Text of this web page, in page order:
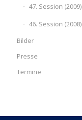
47. Session (2009)
46. Session (2008)
Bilder
Presse
Termine